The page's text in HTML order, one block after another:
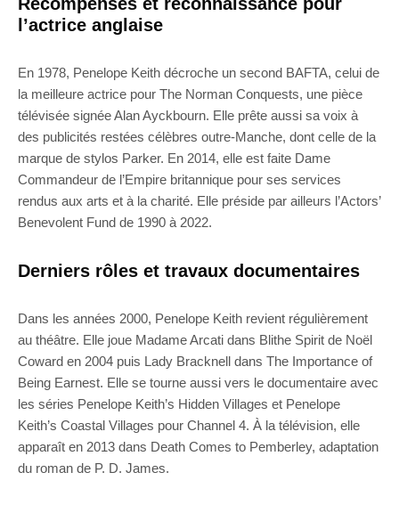
l’actrice anglaise
En 1978, Penelope Keith décroche un second BAFTA, celui de
la meilleure actrice pour The Norman Conquests, une pièce
télévisée signée Alan Ayckbourn. Elle prête aussi sa voix à
des publicités restées célèbres outre-Manche, dont celle de la
marque de stylos Parker. En 2014, elle est faite Dame
Commandeur de l’Empire britannique pour ses services
rendus aux arts et à la charité. Elle préside par ailleurs l’Actors’
Benevolent Fund de 1990 à 2022.
Derniers rôles et travaux documentaires
Dans les années 2000, Penelope Keith revient régulièrement
au théâtre. Elle joue Madame Arcati dans Blithe Spirit de Noël
Coward en 2004 puis Lady Bracknell dans The Importance of
Being Earnest. Elle se tourne aussi vers le documentaire avec
les séries Penelope Keith’s Hidden Villages et Penelope
Keith’s Coastal Villages pour Channel 4. À la télévision, elle
apparaît en 2013 dans Death Comes to Pemberley, adaptation
du roman de P. D. James.